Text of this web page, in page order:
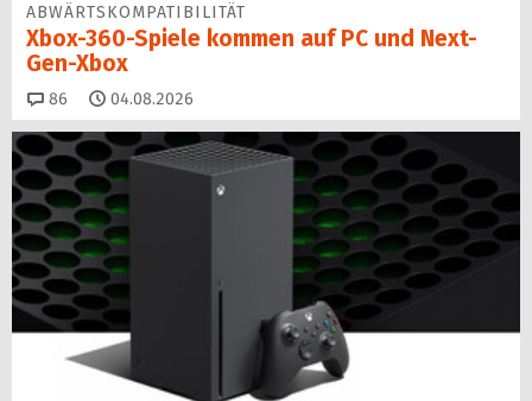
ABWÄRTSKOMPATIBILITÄT
Xbox-360-Spiele kommen auf PC und Next-
Gen-Xbox
86 Kommentare
04.08.2026